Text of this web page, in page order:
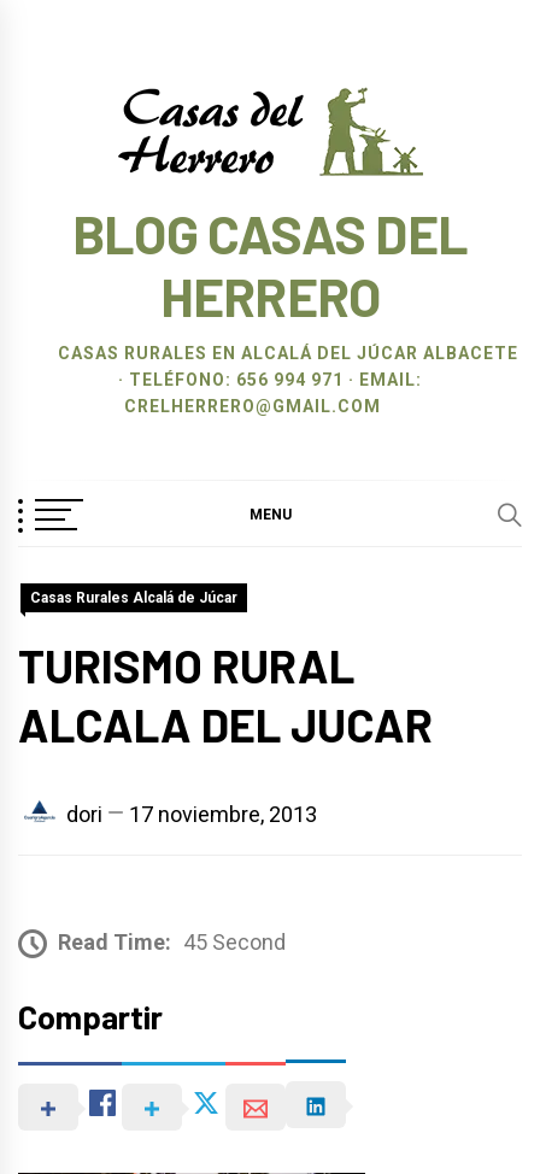
BLOG CASAS DEL
HERRERO
CASAS RURALES EN ALCALÁ DEL JÚCAR ALBACETE
· TELÉFONO: 656 994 971 · EMAIL:
CRELHERRERO@GMAIL.COM
MENU
Casas Rurales Alcalá de Júcar
TURISMO RURAL
ALCALA DEL JUCAR
dori 17 noviembre, 2013
Read Time: 45 Second
Compartir